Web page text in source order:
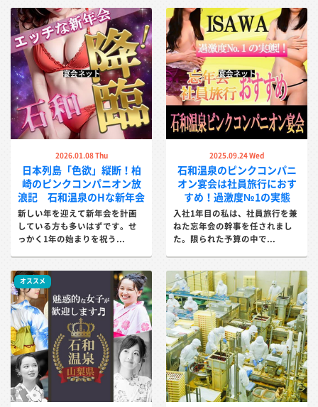
ただ、手配会社を適当に選んでしまうと太っている人が来
たとか言う以前の話で、40代どころか50代のコンパニオ
ンが登場したり、韓国などの外国人のおばさんが来てしま
ったり、全身入れ墨と言ったお姉さんが混ざっていると言
う事態になります。他社様でご利用された経験があるお客
様から、そういった失敗があったから、くれぐれも頼む。
と言ったお話はよく聞きます。当社はコンパニオンの質に
重きを置いておりますので、そういった残念なコンパニオ
ンさんが来て失敗するということはありません。ご安心し
てご利用下さい。
石和温泉のコンパプラン一覧を見る
↑ メニューTOPへ
スーパーコンパニオンの対応は日本随
一
2026.01.08 Thu
日本列島「色欲」縦断！柏
崎のピンクコンパニオン放
浪記 石和温泉のHな新年会
新しい年を迎えて新年会を計画
している方も多いはずです。せ
っかく1年の始まりを祝う...
2025.09.24 Wed
石和温泉のピンクコンパニ
オン宴会は社員旅行におす
すめ！過激度№1の実態
入社1年目の私は、社員旅行を兼
ねた忘年会の幹事を任されまし
た。限られた予算の中で...
オススメ